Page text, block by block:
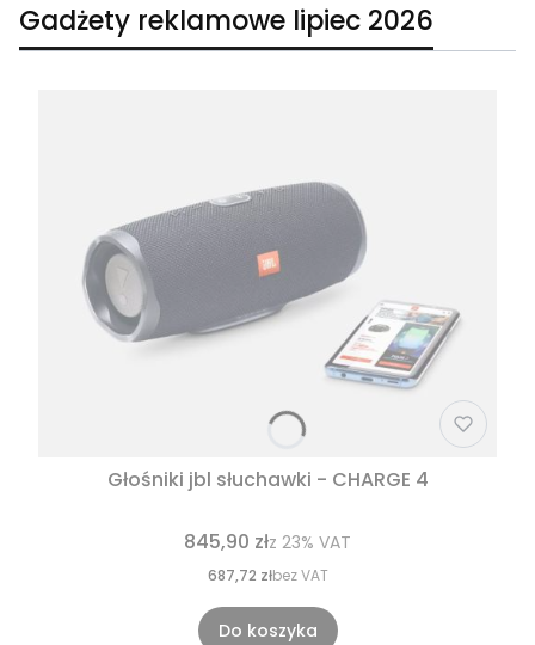
Gadżety reklamowe lipiec 2026
Głośniki jbl słuchawki - CHARGE 4
845,90 złz 23% VAT
687,72 złbez VAT
Do koszyka